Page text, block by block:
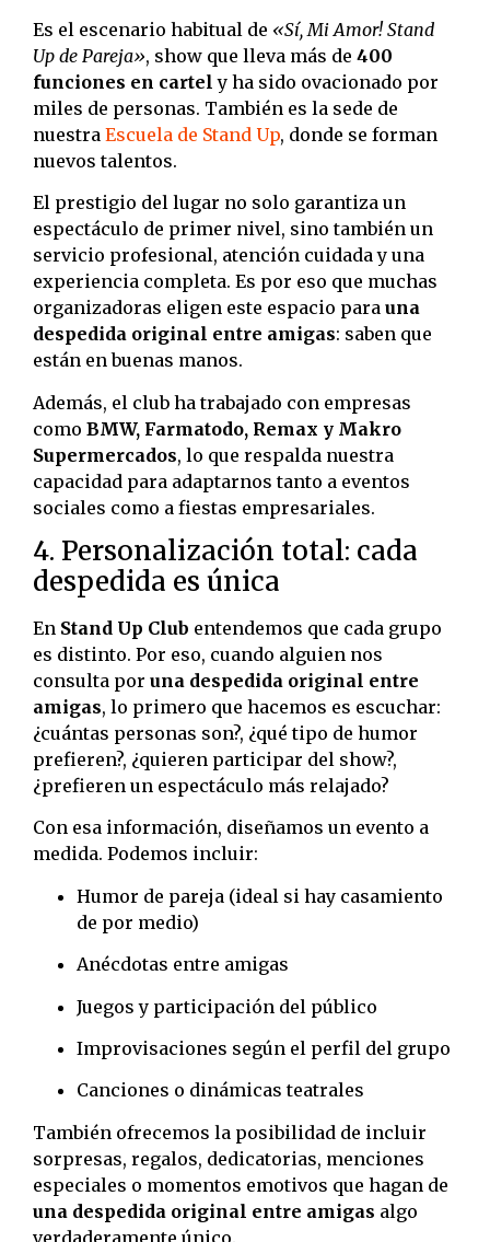
Es el escenario habitual de «Sí, Mi Amor! Stand
Up de Pareja», show que lleva más de 400
funciones en cartel y ha sido ovacionado por
miles de personas. También es la sede de
nuestra Escuela de Stand Up, donde se forman
nuevos talentos.
El prestigio del lugar no solo garantiza un
espectáculo de primer nivel, sino también un
servicio profesional, atención cuidada y una
experiencia completa. Es por eso que muchas
organizadoras eligen este espacio para una
despedida original entre amigas: saben que
están en buenas manos.
Además, el club ha trabajado con empresas
como BMW, Farmatodo, Remax y Makro
Supermercados, lo que respalda nuestra
capacidad para adaptarnos tanto a eventos
sociales como a fiestas empresariales.
4. Personalización total: cada
despedida es única
En Stand Up Club entendemos que cada grupo
es distinto. Por eso, cuando alguien nos
consulta por una despedida original entre
amigas, lo primero que hacemos es escuchar:
¿cuántas personas son?, ¿qué tipo de humor
prefieren?, ¿quieren participar del show?,
¿prefieren un espectáculo más relajado?
Con esa información, diseñamos un evento a
medida. Podemos incluir:
Humor de pareja (ideal si hay casamiento
de por medio)
Anécdotas entre amigas
Juegos y participación del público
Improvisaciones según el perfil del grupo
Canciones o dinámicas teatrales
También ofrecemos la posibilidad de incluir
sorpresas, regalos, dedicatorias, menciones
especiales o momentos emotivos que hagan de
una despedida original entre amigas algo
verdaderamente único.